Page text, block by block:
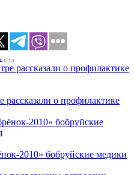
о профилактике
2010» бобруйские медики